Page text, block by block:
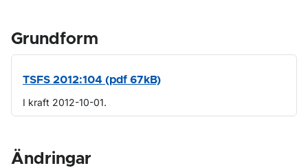
Grundform
TSFS 2012:104 (pdf 67kB)
I kraft 2012-10-01.
Ändringar